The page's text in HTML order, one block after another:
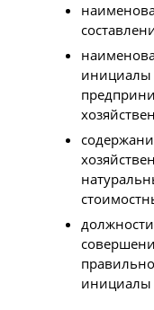
инициалы
инициалы